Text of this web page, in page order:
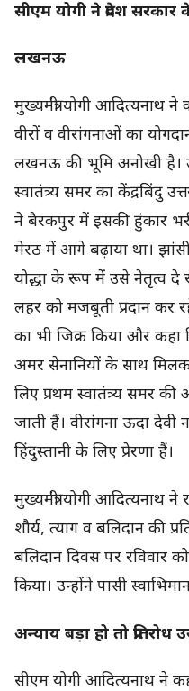
सीएम योगी ने प्रदेश सरकार
लखनऊ
मुख्यमंत्री योगी आदित्यनाथ
वीरों व वीरांगनाओं का
लखनऊ की भूमि अनोखी है।
स्वातंत्र्य समर का केंद्रबिंदु
ने बैरकपुर में इसकी हुंकार
मेरठ में आगे बढ़ाया था। झांसी
योद्धा के रूप में उसे नेतृत्व दे
लहर को मजबूती प्रदान
का भी जिक्र किया और कहा
अमर सेनानियों के साथ
लिए प्रथम स्वातंत्र्य समर
जाती हैं। वीरांगना ऊदा
हिंदुस्तानी के लिए प्रेरणा हैं।
मुख्यमंत्री योगी आदित्यनाथ ने
शौर्य, त्याग व बलिदान की
बलिदान दिवस पर रविवार
किया। उन्होंने पासी
अन्याय बड़ा हो तो
सीएम योगी आदित्यनाथ ने